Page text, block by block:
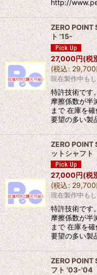
http://
ZERO POINT
ト '15-
27,000円(税
(税込: 29,700
現在製作中も
特許技術です
摩擦係数が
まで 在庫を
要望の多い製
ZERO
ットシャフト
27,000円(税
(税込: 29,700
現在製作中も
特許技術です
摩擦係数が
まで 在庫を
要望の多い製
ZERO POINT
フト '03-'04